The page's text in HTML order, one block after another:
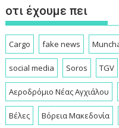
οτι έχουμε πει
Cargo fake news
social media Soros TGV
Αεροδρόμιο Νέας Αγχιάλου
Βέλες Βόρεια Μακεδονία